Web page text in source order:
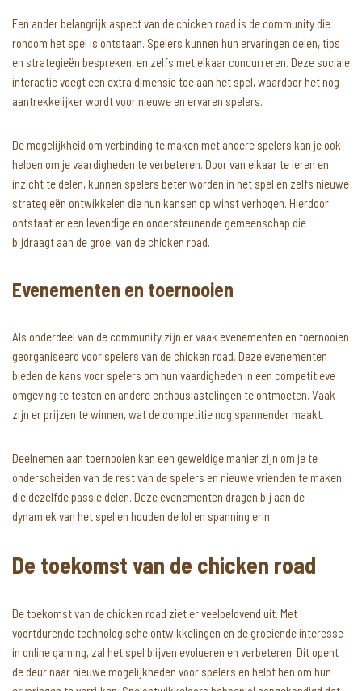
Een ander belangrijk aspect van de chicken road is de community die
rondom het spel is ontstaan. Spelers kunnen hun ervaringen delen, tips
en strategieën bespreken, en zelfs met elkaar concurreren. Deze sociale
interactie voegt een extra dimensie toe aan het spel, waardoor het nog
aantrekkelijker wordt voor nieuwe en ervaren spelers.
De mogelijkheid om verbinding te maken met andere spelers kan je ook
helpen om je vaardigheden te verbeteren. Door van elkaar te leren en
inzicht te delen, kunnen spelers beter worden in het spel en zelfs nieuwe
strategieën ontwikkelen die hun kansen op winst verhogen. Hierdoor
ontstaat er een levendige en ondersteunende gemeenschap die
bijdraagt aan de groei van de chicken road.
Evenementen en toernooien
Als onderdeel van de community zijn er vaak evenementen en toernooien
georganiseerd voor spelers van de chicken road. Deze evenementen
bieden de kans voor spelers om hun vaardigheden in een competitieve
omgeving te testen en andere enthousiastelingen te ontmoeten. Vaak
zijn er prijzen te winnen, wat de competitie nog spannender maakt.
Deelnemen aan toernooien kan een geweldige manier zijn om je te
onderscheiden van de rest van de spelers en nieuwe vrienden te maken
die dezelfde passie delen. Deze evenementen dragen bij aan de
dynamiek van het spel en houden de lol en spanning erin.
De toekomst van de chicken road
De toekomst van de chicken road ziet er veelbelovend uit. Met
voortdurende technologische ontwikkelingen en de groeiende interesse
in online gaming, zal het spel blijven evolueren en verbeteren. Dit opent
de deur naar nieuwe mogelijkheden voor spelers en helpt hen om hun